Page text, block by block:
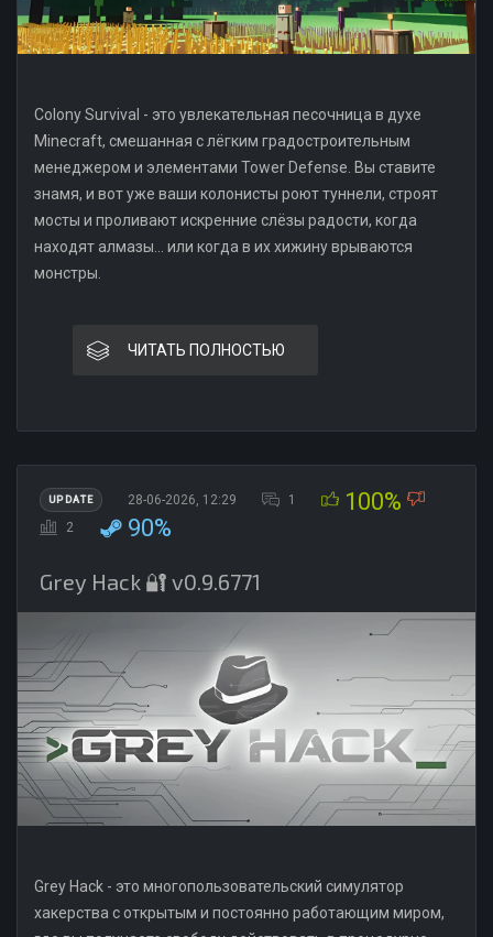
Colony Survival - это увлекательная песочница в духе
Minecraft, смешанная с лёгким градостроительным
менеджером и элементами Tower Defense. Вы ставите
знамя, и вот уже ваши колонисты роют туннели, строят
мосты и проливают искренние слёзы радости, когда
находят алмазы... или когда в их хижину врываются
монстры.
ЧИТАТЬ ПОЛНОСТЬЮ
UPDATE 28-06-2026, 12:29 1 100%
2 90%
Grey Hack 🔐 v0.9.6771
Grey Hack - это многопользовательский симулятор
хакерства с открытым и постоянно работающим миром,